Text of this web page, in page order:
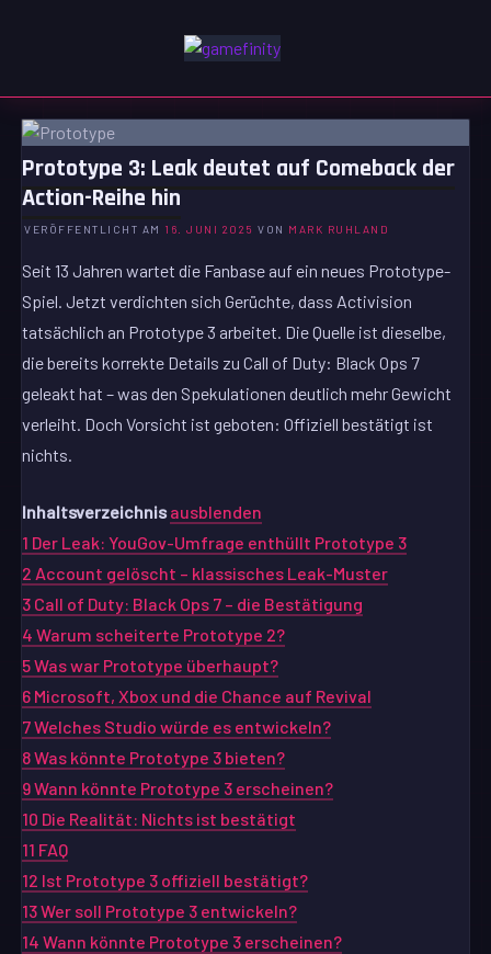
Prototype 3: Leak deutet auf Comeback der
Action-Reihe hin
VERÖFFENTLICHT AM 16. JUNI 2025 VON MARK RUHLAND
Seit 13 Jahren wartet die Fanbase auf ein neues Prototype-
Spiel. Jetzt verdichten sich Gerüchte, dass Activision
tatsächlich an Prototype 3 arbeitet. Die Quelle ist dieselbe,
die bereits korrekte Details zu Call of Duty: Black Ops 7
geleakt hat – was den Spekulationen deutlich mehr Gewicht
verleiht. Doch Vorsicht ist geboten: Offiziell bestätigt ist
nichts.
Inhaltsverzeichnis ausblenden
1 Der Leak: YouGov-Umfrage enthüllt Prototype 3
2 Account gelöscht – klassisches Leak-Muster
3 Call of Duty: Black Ops 7 – die Bestätigung
4 Warum scheiterte Prototype 2?
5Was war Prototype überhaupt?
6 Microsoft, Xbox und die Chance auf Revival
7Welches Studio würde es entwickeln?
8Was könnte Prototype 3 bieten?
9Wann könnte Prototype 3 erscheinen?
10 Die Realität: Nichts ist bestätigt
11 FAQ
12 Ist Prototype 3 offiziell bestätigt?
13Wer soll Prototype 3 entwickeln?
14 Wann könnte Prototype 3 erscheinen?